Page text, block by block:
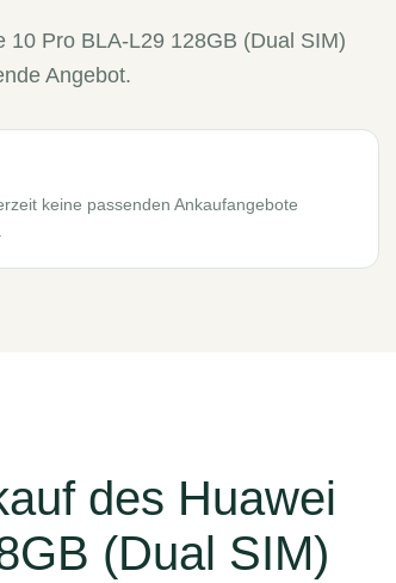
10 Pro BLA-L29 128GB (Dual SIM)
Angebot.
keine passenden Ankaufangebote
des Huawei
(Dual SIM)